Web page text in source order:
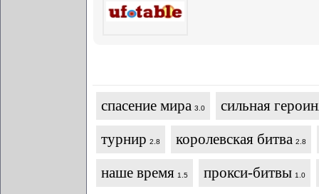
спасение мира 3.0
сильная
турнир 2.8 королевская битва 2.8
наше время 1.5 прокси-битвы 1.0